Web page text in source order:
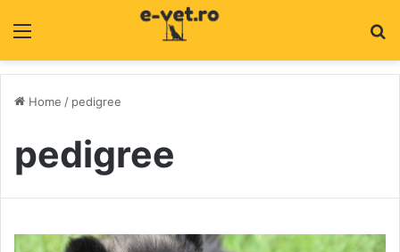
Home / pedigree
pedigree